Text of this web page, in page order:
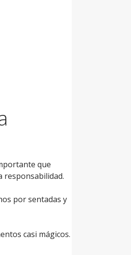
que
responsabilidad.
por sentadas y
casi mágicos.